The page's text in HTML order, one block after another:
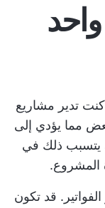
تدير مشاريع
مما يؤدي إلى
يتسبب ذلك في
المشروع.
قد تكون